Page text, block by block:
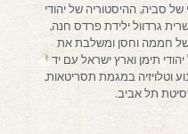
סביה, ההיסטוריה של יהודי
גרדוול ילידת פרדס חנה,
חממה וחסן ומשלבת את
תימן וארץ ישראל עם יד
וטלויזיה במגמת תסריטאות,
תל אביב.